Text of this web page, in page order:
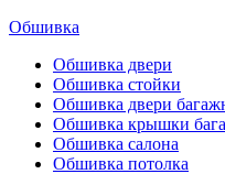
Обшивка
Обшивка двери
Обшивка стойки
Обшивка двери
Обшивка крышки
Обшивка салона
Обшивка потолка